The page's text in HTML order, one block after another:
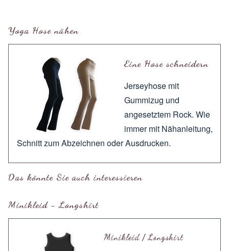
Yoga Hose nähen
Eine Hose schneidern
Jerseyhose mit
Gummizug und
angesetztem Rock. Wie
immer mit Nähanleitung,
Schnitt zumAbzeichnen oderAusdrucken.
Das könnte Sie auch interessieren
Minikleid - Longshirt
Minikleid / Longshirt